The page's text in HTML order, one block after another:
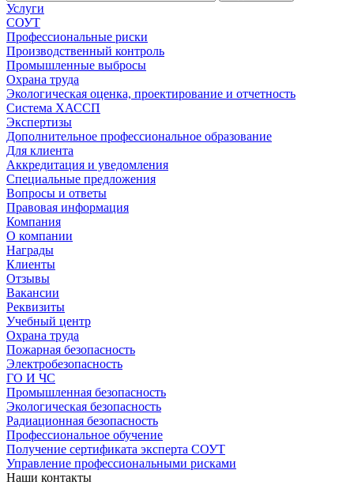
Услуги
СОУТ
Профессиональные риски
Производственный контроль
Промышленные выбросы
Охрана труда
Экологическая оценка, проектирование и отчетность
Система ХАССП
Экспертизы
Дополнительное профессиональное образование
Для клиента
Аккредитация и уведомления
Специальные предложения
Вопросы и ответы
Правовая информация
Компания
О компании
Награды
Клиенты
Отзывы
Вакансии
Реквизиты
Учебный центр
Охрана труда
Пожарная безопасность
Электробезопасность
ГО И ЧС
Промышленная безопасность
Экологическая безопасность
Радиационная безопасность
Профессиональное обучение
Получение сертификата эксперта СОУТ
Управление профессиональными рисками
Наши контакты